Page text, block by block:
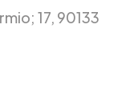
17, 90133